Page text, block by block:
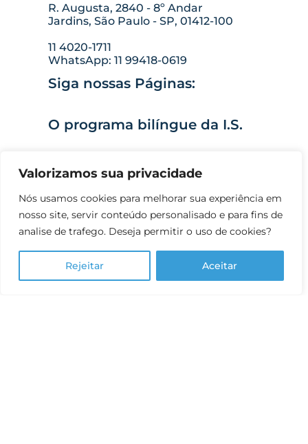
Valorizamos sua privacidade
Nós usamos cookies para melhorar sua experiência em
nosso site, servir conteúdo personalisado e para fins de
analise de trafego. Deseja permitir o uso de cookies?
Rejeitar Aceitar
R. Augusta, 2840 - 8º Andar
Jardins, São Paulo - SP, 01412-100
11 4020-1711
WhatsApp: 11 99418-0619
Siga nossas Páginas:
O programa bilíngue da I.S.
Nosso Programa
Essential: Solução
Completa
O Ensino Médio da I.S
Seja nosso parceiro